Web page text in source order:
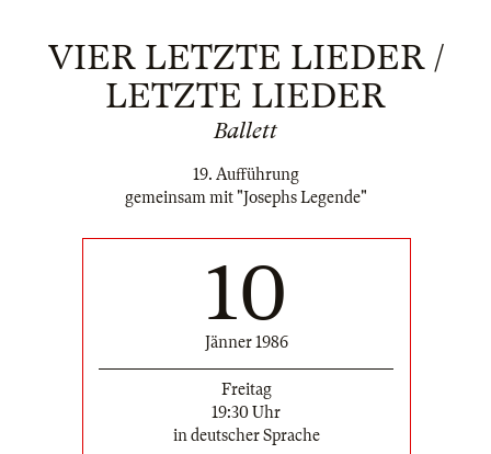
VIER LETZTE LIEDER /
LETZTE LIEDER
Ballett
19. Aufführung
gemeinsam mit "Josephs Legende"
10
Jänner 1986
Freitag
19:30 Uhr
in deutscher Sprache